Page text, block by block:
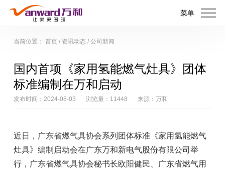
菜单
当前位置： 首页/ 资讯动态 / 公司新闻
国内首项《家用氢能燃气灶具》团体
标准编制在万和启动
发布时间：2024-08-03 浏览量：11448 来源：万和
近日，广东省燃气具协会系列团体标准《家用氢能燃气
灶具》编制启动会在广东万和新电气股份有限公司举
行，广东省燃气具协会秘书长欧阳健民、广东省燃气用